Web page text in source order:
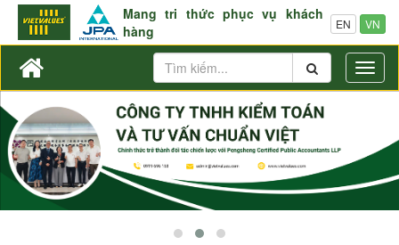
Mang tri thức phục vụ khách
hàng
EN VN